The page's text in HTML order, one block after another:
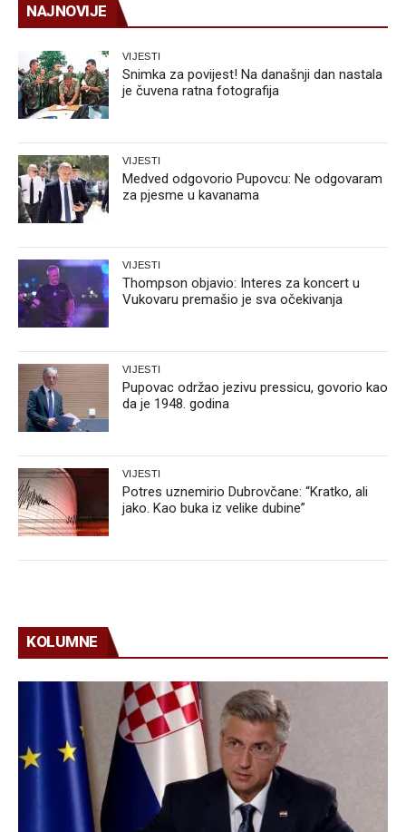
NAJNOVIJE
VIJESTI
Snimka za povijest! Na današnji dan nastala
je čuvena ratna fotografija
VIJESTI
Medved odgovorio Pupovcu: Ne odgovaram
za pjesme u kavanama
VIJESTI
Thompson objavio: Interes za koncert u
Vukovaru premašio je sva očekivanja
VIJESTI
Pupovac održao jezivu pressicu, govorio kao
da je 1948. godina
VIJESTI
Potres uznemirio Dubrovčane: “Kratko, ali
jako. Kao buka iz velike dubine”
KOLUMNE